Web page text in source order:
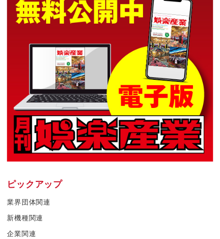
ピックアップ
業界団体関連
新機種関連
企業関連